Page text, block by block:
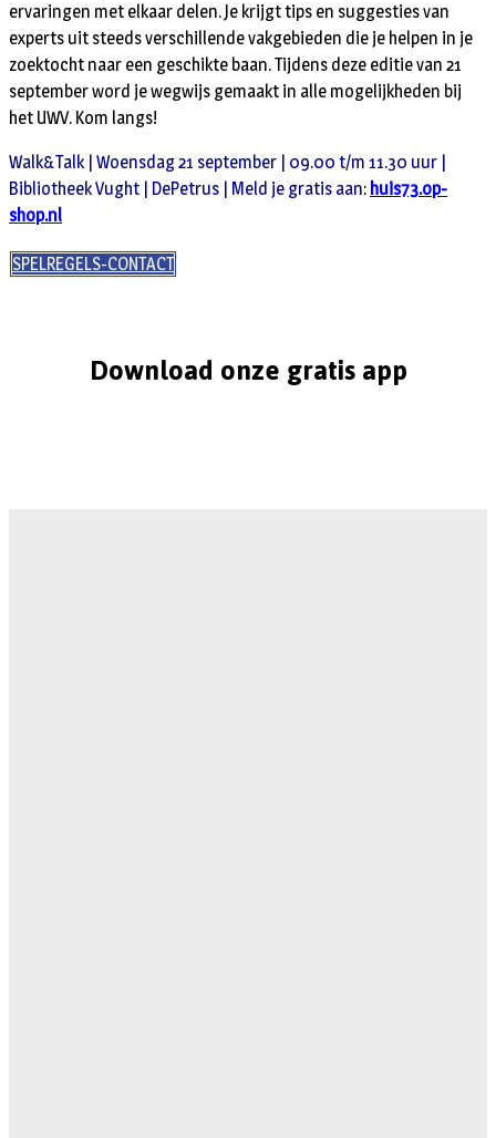
ervaringen met elkaar delen. Je krijgt tips en suggesties van
experts uit steeds verschillende vakgebieden die je helpen in je
zoektocht naar een geschikte baan. Tijdens deze editie van 21
september word je wegwijs gemaakt in alle mogelijkheden bij
het UWV. Kom langs!
Walk&Talk | Woensdag 21 september | 09.00 t/m 11.30 uur |
Bibliotheek Vught | DePetrus | Meld je gratis aan: huis73.op-
shop.nl
SPELREGELS-CONTACT
Download onze gratis app